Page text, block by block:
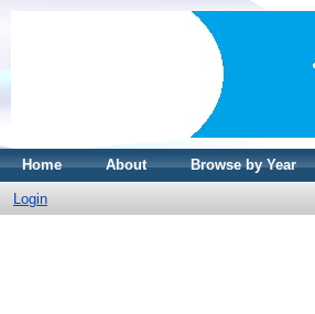
Home About Browse by Year
Login